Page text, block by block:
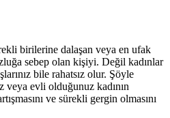
birilerine dalaşan veya en ufak
sebep olan kişiyi. Değil kadınlar
bile rahatsız olur. Şöyle
veya evli olduğunuz kadının
ve sürekli gergin olmasını